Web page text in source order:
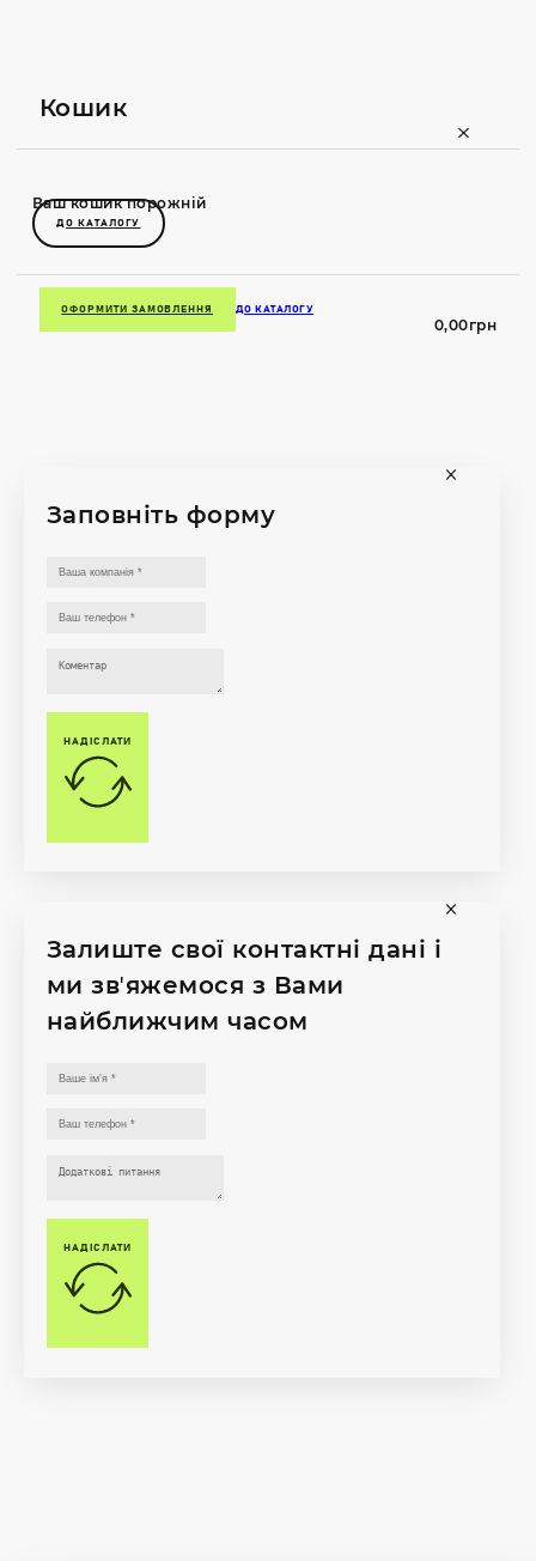
Кошик
Ваш кошик порожній
ДО КАТАЛОГУ
ОФОРМИТИ ЗАМОВЛЕННЯ ДО КАТАЛОГУ
0,00грн
Заповніть форму
НАДІСЛАТИ
Залиште свої контактні дані і
ми звʼяжемося з Вами
найближчим часом
НАДІСЛАТИ